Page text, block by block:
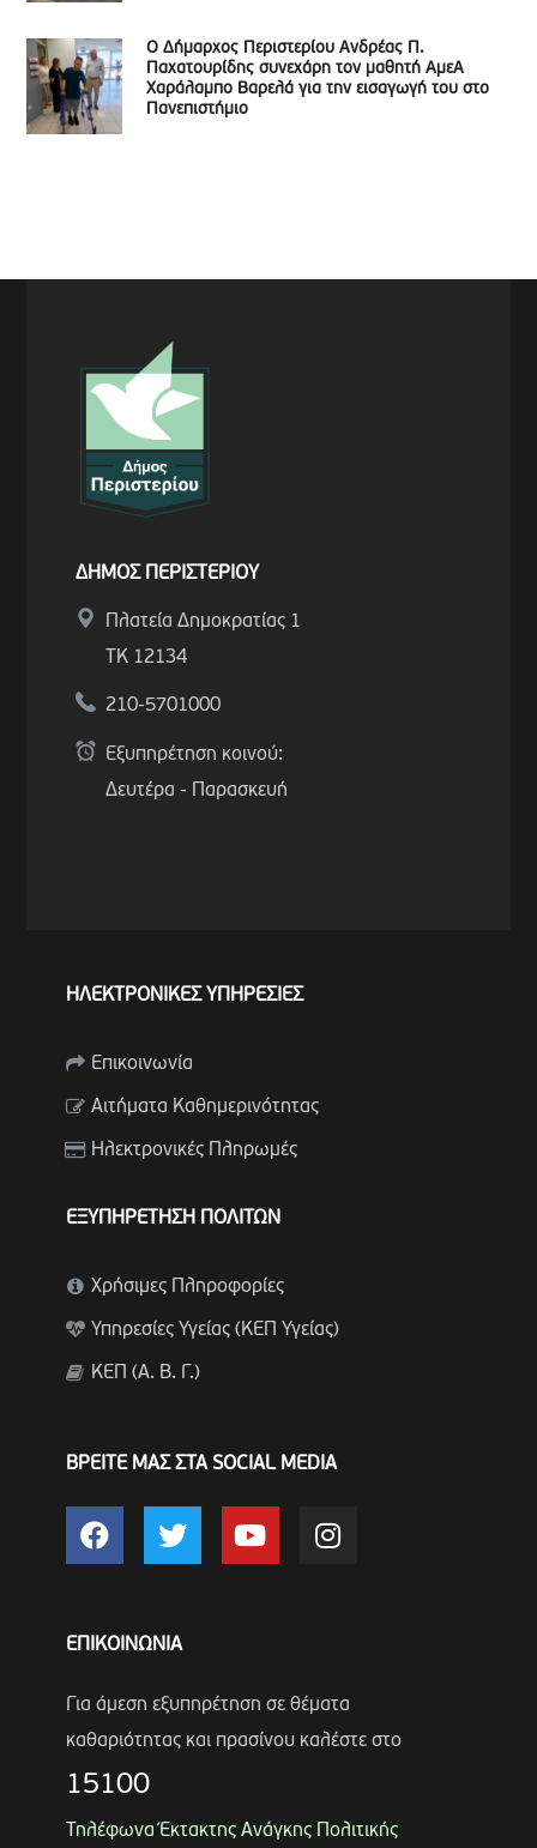
Ο Δήμαρχος Περιστερίου Ανδρέας Π.
Παχατουρίδης συνεχάρη τον μαθητή ΑμεΑ
Χαράλαμπο Βαρελά για την εισαγωγή του στο
Πανεπιστήμιο
ΔΗΜΟΣ ΠΕΡΙΣΤΕΡΙΟΥ
Πλατεία Δημοκρατίας 1
ΤΚ 12134
210-5701000
Εξυπηρέτηση κοινού:
Δευτέρα - Παρασκευή
ΗΛΕΚΤΡΟΝΙΚΕΣ ΥΠΗΡΕΣΙΕΣ
Επικοινωνία
Αιτήματα Καθημερινότητας
Ηλεκτρονικές Πληρωμές
ΕΞΥΠΗΡΕΤΗΣΗ ΠΟΛΙΤΩΝ
Χρήσιμες Πληροφορίες
Υπηρεσίες Υγείας (ΚΕΠ Υγείας)
ΚΕΠ (Α. Β. Γ.)
ΒΡΕΙΤΕ ΜΑΣ ΣΤΑ SOCIAL MEDIA
ΕΠΙΚΟΙΝΩΝΙΑ
Για άμεση εξυπηρέτηση σε θέματα
καθαριότητας και πρασίνου καλέστε στο
15100
Τηλέφωνα Έκτακτης Ανάγκης Πολιτικής